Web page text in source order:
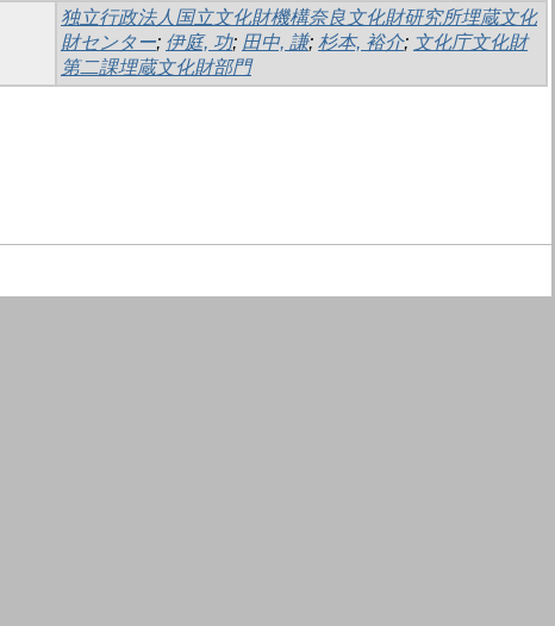
独立行政法人国立文化財機構奈良文化財研究所埋蔵文化
財センター; 伊庭, 功; 田中, 謙; 杉本, 裕介; 文化庁文化財
第二課埋蔵文化財部門